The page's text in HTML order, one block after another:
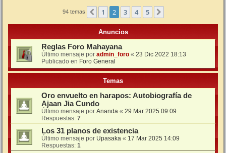
94 temas Anterior
1 2 3 4 5
Anuncios
Reglas Foro Mahayana
Último mensaje por admin_foro « 23 Dic 2022 18:13
Publicado en Foro General
Temas
Oro envuelto en harapos: Autobiografía de
Ajaan Jia Cundo
Último mensaje por Ananda « 29 Mar 2025 09:09
Respuestas: 7
Los 31 planos de existencia
Último mensaje por Upasaka « 17 Mar 2025 14:09
Respuestas: 1